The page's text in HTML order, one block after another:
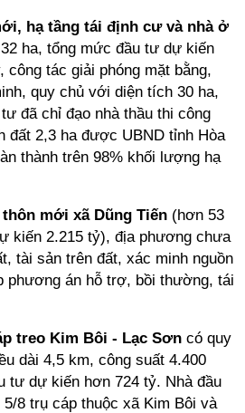
hạ tầng tái định cư và nhà ở
ha, tổng mức đầu tư dự kiến
công tác giải phóng mặt bằng,
quy chủ với diện tích 30 ha,
đã chỉ đạo nhà thầu thi công
đất 2,3 ha được UBND tỉnh Hòa
thành trên 98% khối lượng hạ
mới xã Dũng Tiến (hơn 53
kiến 2.215 tỷ), địa phương chưa
tài sản trên đất, xác minh nguồn
phương án hỗ trợ, bồi thường, tái
treo Kim Bôi - Lạc Sơn có quy
dài 4,5 km, công suất 4.400
tư dự kiến hơn 724 tỷ. Nhà đầu
8 trụ cáp thuộc xã Kim Bôi và